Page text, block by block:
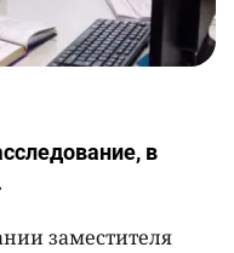
в
заместителя